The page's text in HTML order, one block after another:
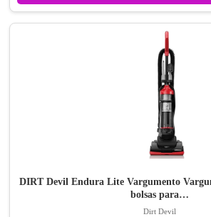
DIRT Devil Endura Lite Vargumento
bolsas para…
Dirt Devil